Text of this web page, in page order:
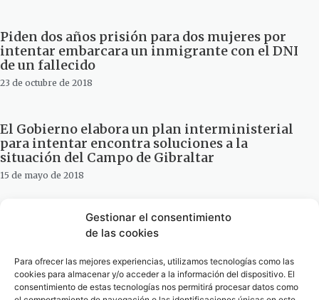
Gestionar el consentimiento
de las cookies
Para ofrecer las mejores experiencias, utilizamos tecnologías como las
cookies para almacenar y/o acceder a la información del dispositivo. El
consentimiento de estas tecnologías nos permitirá procesar datos como
Piden dos años prisión para dos mujeres por
intentar embarcara un inmigrante con el DNI
de un fallecido
23 de octubre de 2018
El Gobierno elabora un plan interministerial
para intentar encontra soluciones a la
situación del Campo de Gibraltar
15 de mayo de 2018
La Junta sólo quiere intentar confundir sobre
la AP-4″: Agustín Muñoz